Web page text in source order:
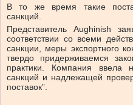
В то же время такие
санкций.
Представитель Aughinish
соответствии со всеми
санкции, меры экспортного
твердо придерживаемся
практики. Компания ввела
санкций и надлежащей
поставок”.